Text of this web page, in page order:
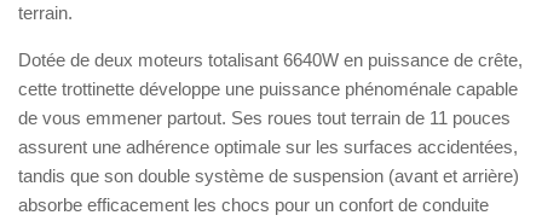
terrain.
Dotée de deux moteurs totalisant 6640W en puissance de crête,
cette trottinette développe une puissance phénoménale capable
de vous emmener partout. Ses roues tout terrain de 11 pouces
assurent une adhérence optimale sur les surfaces accidentées,
tandis que son double système de suspension (avant et arrière)
absorbe efficacement les chocs pour un confort de conduite